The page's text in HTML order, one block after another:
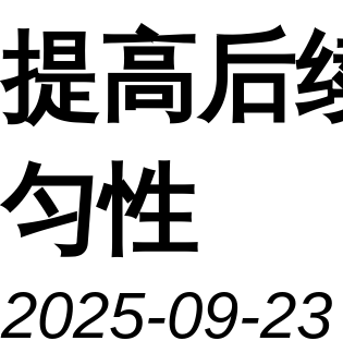
提高后
匀性
2025-09-23